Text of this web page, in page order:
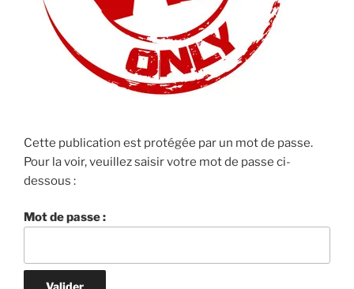
Cette publication est protégée par un mot de passe.
Pour la voir, veuillez saisir votre mot de passe ci-
dessous :
Mot de passe :